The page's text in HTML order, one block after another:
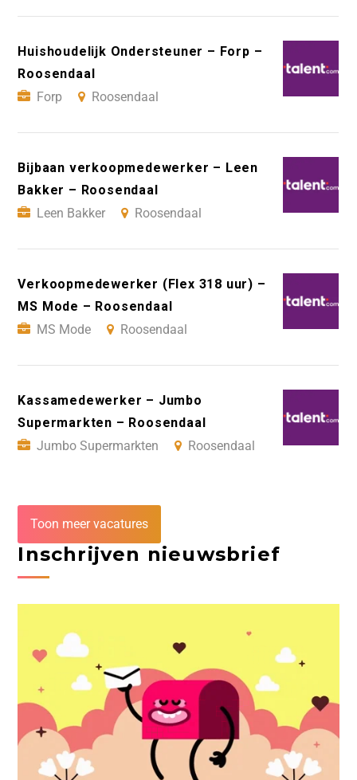
Huishoudelijk Ondersteuner – Forp –
Roosendaal
Forp
Roosendaal
Bijbaan verkoopmedewerker – Leen
Bakker – Roosendaal
Leen Bakker
Roosendaal
Verkoopmedewerker (Flex 318 uur) –
MS Mode – Roosendaal
MS Mode
Roosendaal
Kassamedewerker – Jumbo
Supermarkten – Roosendaal
Jumbo Supermarkten
Roosendaal
Toon meer vacatures
Inschrijven nieuwsbrief